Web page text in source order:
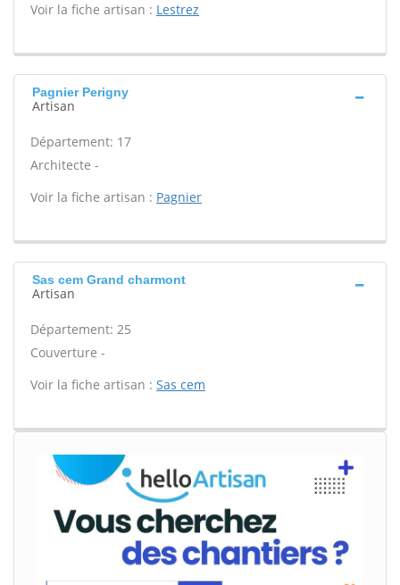
Voir la fiche artisan : Lestrez
Pagnier Perigny
Artisan
Département: 17
Architecte -
Voir la fiche artisan : Pagnier
Sas cem Grand charmont
Artisan
Département: 25
Couverture -
Voir la fiche artisan : Sas cem